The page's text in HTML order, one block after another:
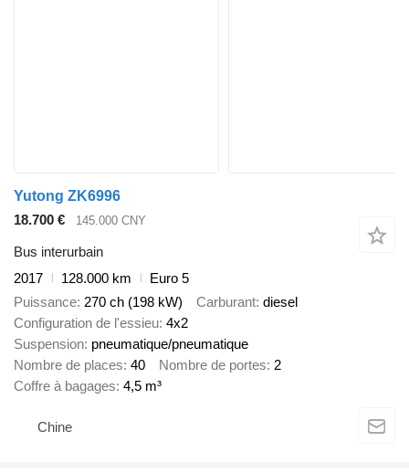
Yutong ZK6996
18.700 €
145.000 CNY
Bus interurbain
2017
128.000 km
Euro 5
Puissance 270 ch (198 kW) Carburant diesel
Configuration de l'essieu 4x2
Suspension pneumatique/pneumatique
Nombre de places 40 Nombre de portes 2
Coffre à bagages 4,5 m³
Chine